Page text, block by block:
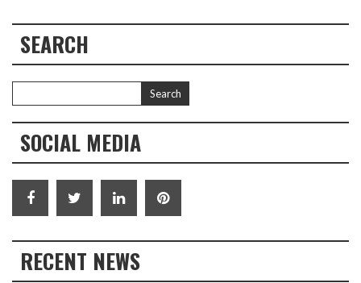
SEARCH
SOCIAL MEDIA
RECENT NEWS